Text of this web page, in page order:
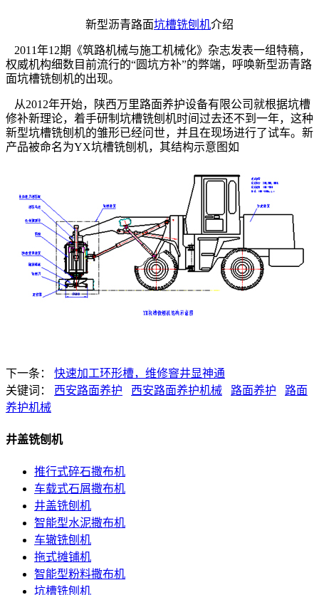
新型沥青路面坑槽铣刨机介绍
2011年12期《筑路机械与施工机械化》杂志发表一组特稿，
权威机构细数目前流行的“圆坑方补”的弊端，呼唤新型沥青路
面坑槽铣刨机的出现。
从2012年开始，陕西万里路面养护设备有限公司就根据坑槽
修补新理论，着手研制坑槽铣刨机时间过去还不到一年，这种
新型坑槽铣刨机的雏形已经问世，并且在现场进行了试车。新
产品被命名为YX坑槽铣刨机，其结构示意图如
下一条：
快速加工环形槽，维修窨井显神通
关键词： 西安路面养护 西安路面养护机械 路面养护
路面
养护机械
井盖铣刨机
推行式碎石撒布机
车载式石屑撒布机
井盖铣刨机
智能型水泥撒布机
车辙铣刨机
拖式摊铺机
智能型粉料撒布机
坑槽铣刨机